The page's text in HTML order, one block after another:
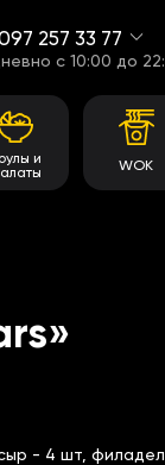
257 33 77
c 10:00 до
и
WOK
- 4 шт,